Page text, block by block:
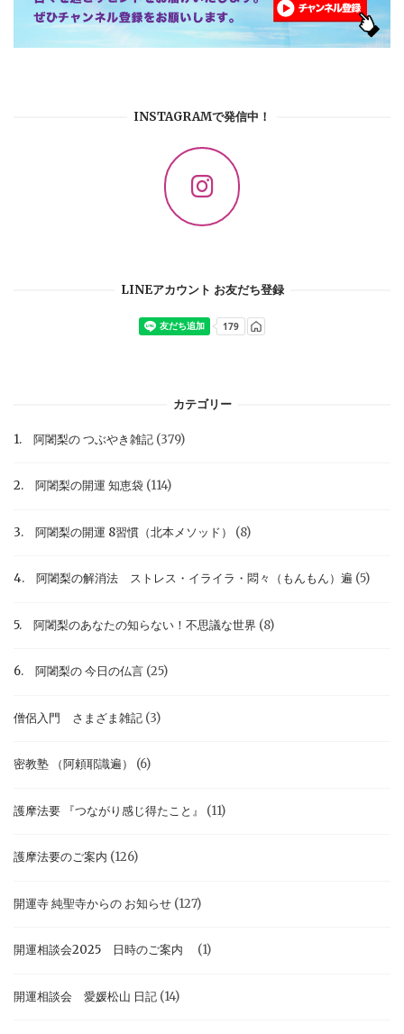
INSTAGRAMで発信中！
LINEアカウント お友だち登録
カテゴリー
1. 阿闍梨の つぶやき雑記 (379)
2. 阿闍梨の開運 知恵袋 (114)
3. 阿闍梨の開運 8習慣（北本メソッド） (8)
4. 阿闍梨の解消法 ストレス・イライラ・悶々（もんもん）遍 (5)
5. 阿闍梨のあなたの知らない！不思議な世界 (8)
6. 阿闍梨の 今日の仏言 (25)
僧侶入門 さまざま雑記 (3)
密教塾 （阿頼耶識遍） (6)
護摩法要 『つながり感じ得たこと』 (11)
護摩法要のご案内 (126)
開運寺 純聖寺からの お知らせ (127)
開運相談会2025 日時のご案内 (1)
開運相談会 愛媛松山 日記 (14)